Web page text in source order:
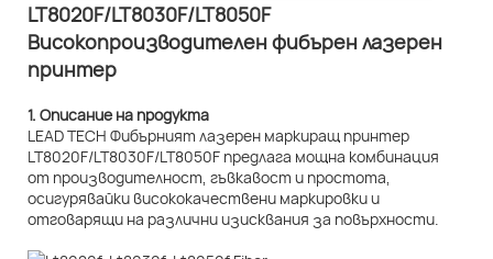
LT8020F/LT8030F/LT8050F
Високопроизводителен фибърен лазерен
принтер
1. Описание на продукта
LEAD TECH Фибърният лазерен маркиращ принтер
LT8020F/LT8030F/LT8050F предлага мощна комбинация
от производителност, гъвкавост и простота,
осигурявайки висококачествени маркировки и
отговарящи на различни изисквания за повърхности.